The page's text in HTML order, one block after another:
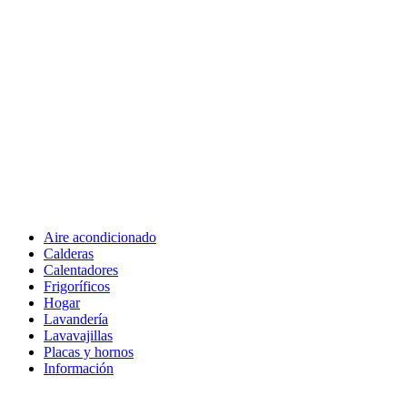
Aire acondicionado
Calderas
Calentadores
Frigoríficos
Hogar
Lavandería
Lavavajillas
Placas y hornos
Información